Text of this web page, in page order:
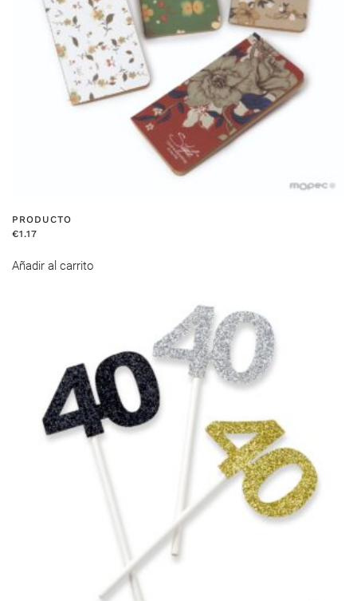
PRODUCTO
€1.17
Añadir al carrito